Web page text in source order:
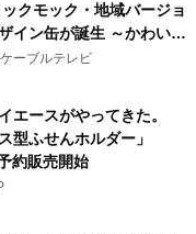
クモック・地域バージョ
イン缶が誕生 ～かわいい
と秋田の四季と名所を巡
～ 9月1日(火)秋田県内で
ーブルテレビ
エースがやってきた。
型ふせんホルダー」
約販売開始